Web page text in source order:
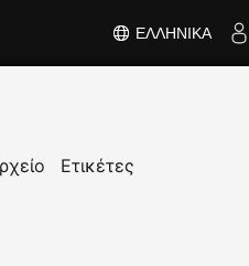
ΕΛΛΗΝΙΚΆ
Ετικέτες